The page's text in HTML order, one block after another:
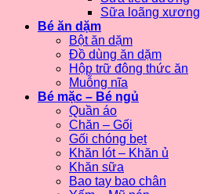
Sữa loãng xương
Bé ăn dặm
Bột ăn dặm
Đồ dùng ăn dặm
Hộp trữ đông thức ăn
Muỗng nĩa
Bé mặc – Bé ngủ
Quần áo
Chăn – Gối
Gối chóng bẹt
Khăn lót – Khăn ủ
Khăn sữa
Bao tay bao chân